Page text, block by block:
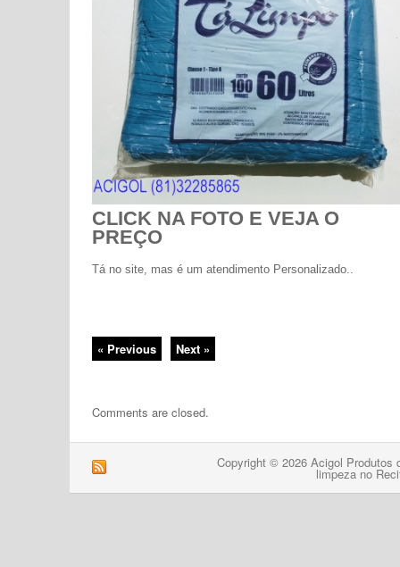
CLICK NA FOTO E VEJA O
PREÇO
Tá no site, mas é um atendimento Personalizado..
« Previous Next »
Comments are closed.
Copyright © 2026 Acigol Produtos
limpeza no